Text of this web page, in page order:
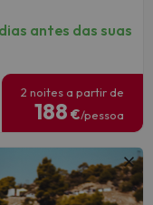
antes das suas
2 noites a partir de
188 €/pessoa